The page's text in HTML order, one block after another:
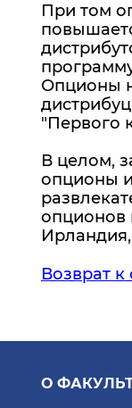
При том
Опционы
"Первого
В целом,
опционы
опционов
Возврат к
О